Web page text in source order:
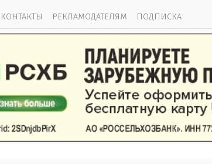
КОНТАКТЫ РЕКЛАМОДАТЕЛЯМ ПОДПИСКА